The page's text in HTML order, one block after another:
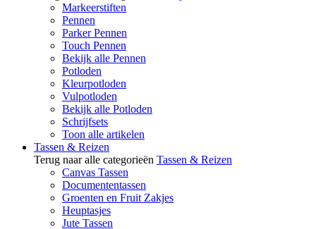
Markeerstiften
Pennen
Parker Pennen
Touch Pennen
Bekijk alle Pennen
Potloden
Kleurpotloden
Vulpotloden
Bekijk alle Potloden
Schrijfsets
Toon alle artikelen
Tassen & Reizen
Terug naar alle categorieën Tassen & Reizen
Canvas Tassen
Documententassen
Groenten en Fruit Zakjes
Heuptasjes
Jute Tassen